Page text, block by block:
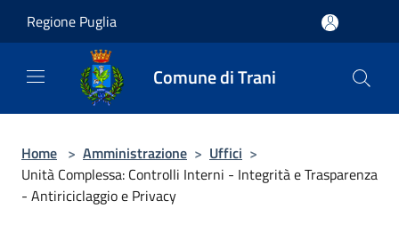
Regione Puglia
Comune di Trani
Home > Amministrazione > Uffici >
Unità Complessa: Controlli Interni - Integrità e Trasparenza
- Antiriciclaggio e Privacy